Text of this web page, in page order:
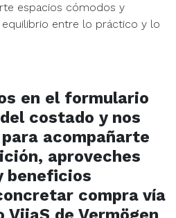
espacios cómodos y
entre lo práctico y lo
en el formulario
costado y nos
acompañarte
aproveches
beneficios
compra vía